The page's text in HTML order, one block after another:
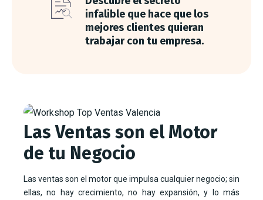
infalible que hace que los
mejores clientes quieran
trabajar con tu empresa.
Las Ventas son el Motor
de tu Negocio
Las ventas son el motor que impulsa cualquier negocio; sin
ellas, no hay crecimiento, no hay expansión, y lo más